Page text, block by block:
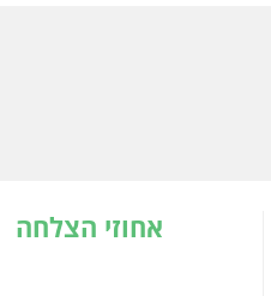
אחוזי הצלחה